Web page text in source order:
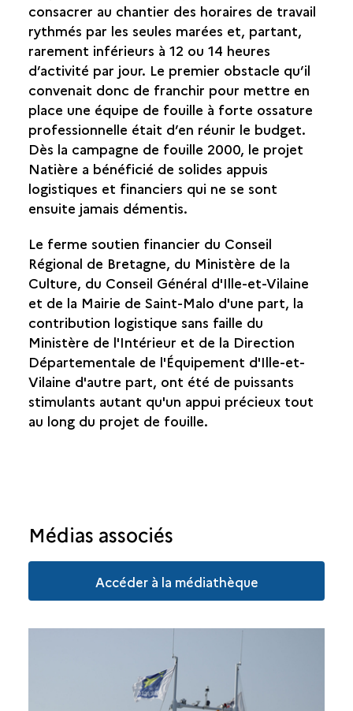
LES PARTENAIRES FINANCIERS
DES APPUIS EXTÉRIEURS
LA CARTOGRAPHIE DU SITE
LE BALAYAGE DU SITE AU SONAR LATÉRAL
consacrer au chantier des horaires de travail
rythmés par les seules marées et, partant,
rarement inférieurs à 12 ou 14 heures
d’activité par jour. Le premier obstacle qu’il
convenait donc de franchir pour mettre en
place une équipe de fouille à forte ossature
professionnelle était d’en réunir le budget.
Dès la campagne de fouille 2000, le projet
Natière a bénéficié de solides appuis
logistiques et financiers qui ne se sont
ensuite jamais démentis.
Le ferme soutien financier du Conseil
Régional de Bretagne, du Ministère de la
Culture, du Conseil Général d'Ille-et-Vilaine
et de la Mairie de Saint-Malo d'une part, la
contribution logistique sans faille du
Ministère de l'Intérieur et de la Direction
Départementale de l'Équipement d'Ille-et-
Vilaine d'autre part, ont été de puissants
stimulants autant qu'un appui précieux tout
au long du projet de fouille.
Médias associés
Accéder à la médiathèque